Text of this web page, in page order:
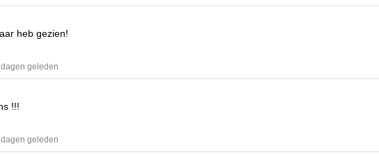
heb gezien!
dagen geleden
!!!
dagen geleden